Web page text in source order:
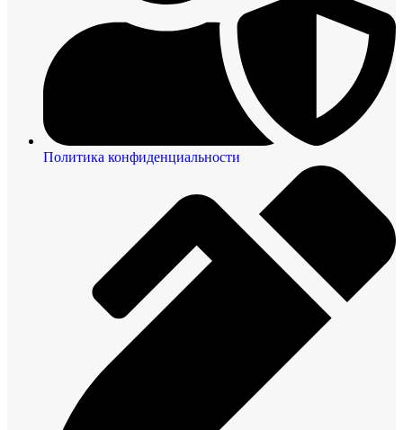
Политика конфиденциальности